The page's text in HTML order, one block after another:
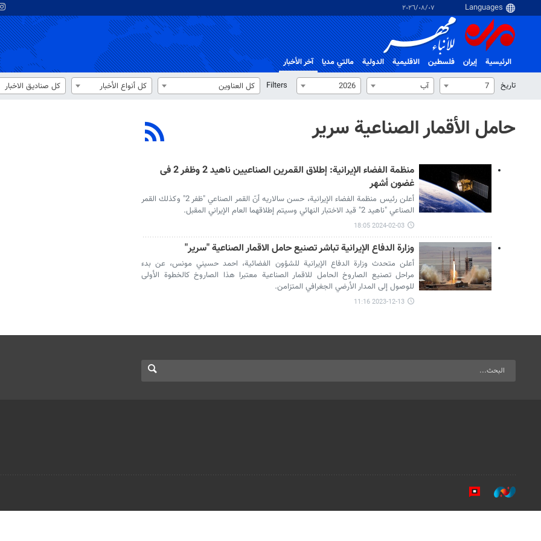
٠٧‏/٠٨‏/٢٠٢٦
الرئيسية إيران فلسطین الاقلیمیة الدولية مالتي مدیا
آخر الأخبار
تاریخ
7 آب 2026
Filters كل العناوين كل أنواع الأخبار كل صناديق الاخبار
حامل الأقمار الصناعية سرير
منظمة الفضاء الإيرانية: إطلاق القمرين الصناعيين ناهيد 2 وظفر 2 فی
غضون أشهر
أعلن رئيس منظمة الفضاء الإيرانية، حسن سالاريه أنّ القمر الصناعي "ظفر 2" وكذلك القمر
الصناعي "ناهيد 2" قيد الاختبار النهائي وسيتم إطلاقهما العام الإيراني المقبل.
2024-02-03 18:05
وزارة الدفاع الإيرانية تباشر تصنيع حامل الاقمار الصناعية "سرير"
أعلن متحدث وزارة الدفاع الإيرانية للشؤون الفضائية، احمد حسيني مونس، عن بدء
مراحل تصنيع الصاروخ الحامل للاقمار الصناعية معتبرا هذا الصاروخ كالخطوة الأولى
للوصول إلى المدار الأرضي الجغرافي المتزامن.
2023-12-13 11:16